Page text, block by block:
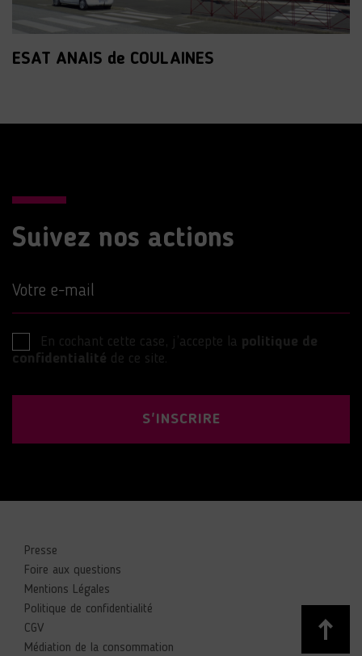
ESAT ANAIS de COULAINES
Suivez nos actions
Votre e-mail
En cochant cette case, j’accepte la politique de
confidentialité de ce site.
S'INSCRIRE
Presse
Foire aux questions
Mentions Légales
Politique de confidentialité
CGV
Médiation de la consommation